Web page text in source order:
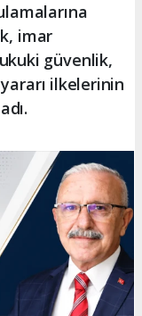
imar
güvenlik,
ilkelerinin